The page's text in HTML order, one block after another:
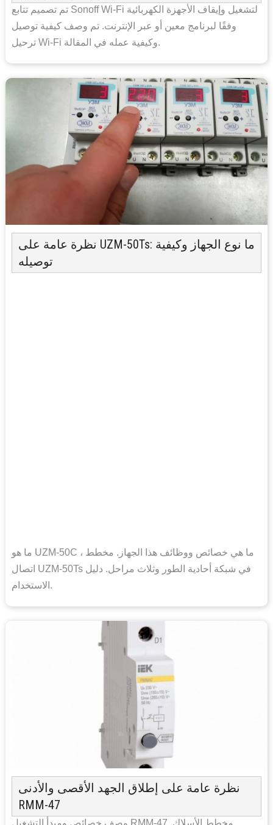
تم تصميم تتابع Sonoff Wi-Fi لتشغيل وإيقاف الأجهزة الكهربائية
وفقًا لبرنامج معين أو عبر الإنترنت. تم وصف كيفية توصيل
ترحيل Wi-Fi وكيفية عمله في المقالة.
نظرة عامة على UZM-50Ts: ما نوع الجهاز وكيفية
توصيله
ما هو UZM-50C ، ما هي خصائص ووظائف هذا الجهاز. مخطط
اتصال UZM-50Ts في شبكة أحادية الطور وثلاث مراحل. دليل
الاستخدام.
نظرة عامة على إطلاق الجهد الأقصى والأدنى
RMM-47
وصف خصائص ومبدأ التشغيل RMM-47. مخطط الأسلاك